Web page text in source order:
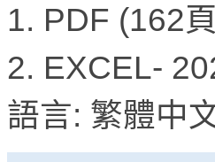
1. PDF (162
2. EXCEL-
語言: 繁體中